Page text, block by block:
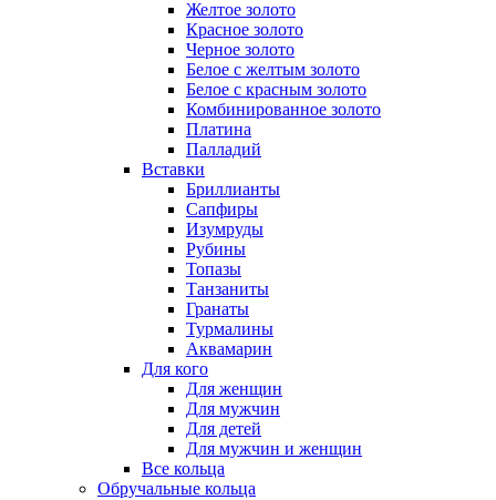
Желтое золото
Красное золото
Черное золото
Белое с желтым золото
Белое с красным золото
Комбинированное золото
Платина
Палладий
Вставки
Бриллианты
Сапфиры
Изумруды
Рубины
Топазы
Танзаниты
Гранаты
Турмалины
Аквамарин
Для кого
Для женщин
Для мужчин
Для детей
Для мужчин и женщин
Все кольца
Обручальные кольца